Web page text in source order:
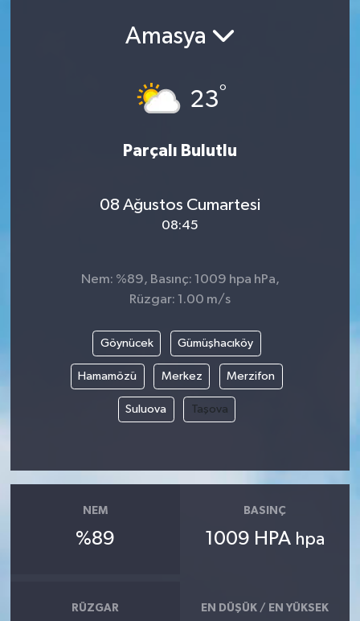
Amasya
23°
Parçalı Bulutlu
08 Ağustos Cumartesi
08:45
Nem: %89, Basınç: 1009 hpa hPa,
Rüzgar: 1.00 m/s
Göynücek Gümüşhacıköy
Hamamözü Merkez Merzifon
Suluova Taşova
NEM
%89
BASINÇ
1009 HPA hpa
RÜZGAR EN DÜŞÜK / EN YÜKSEK